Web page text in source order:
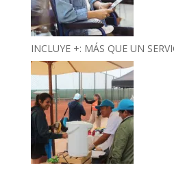
INCLUYE +: MÁS QUE UN